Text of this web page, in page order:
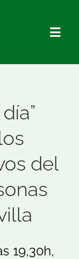
del
19,30h,